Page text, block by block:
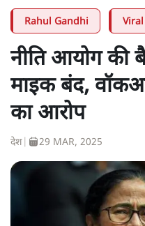
Rahul Gandhi
नीति आयोग की
माइक बंद,
का आरोप
देश 29 MAR, 2025